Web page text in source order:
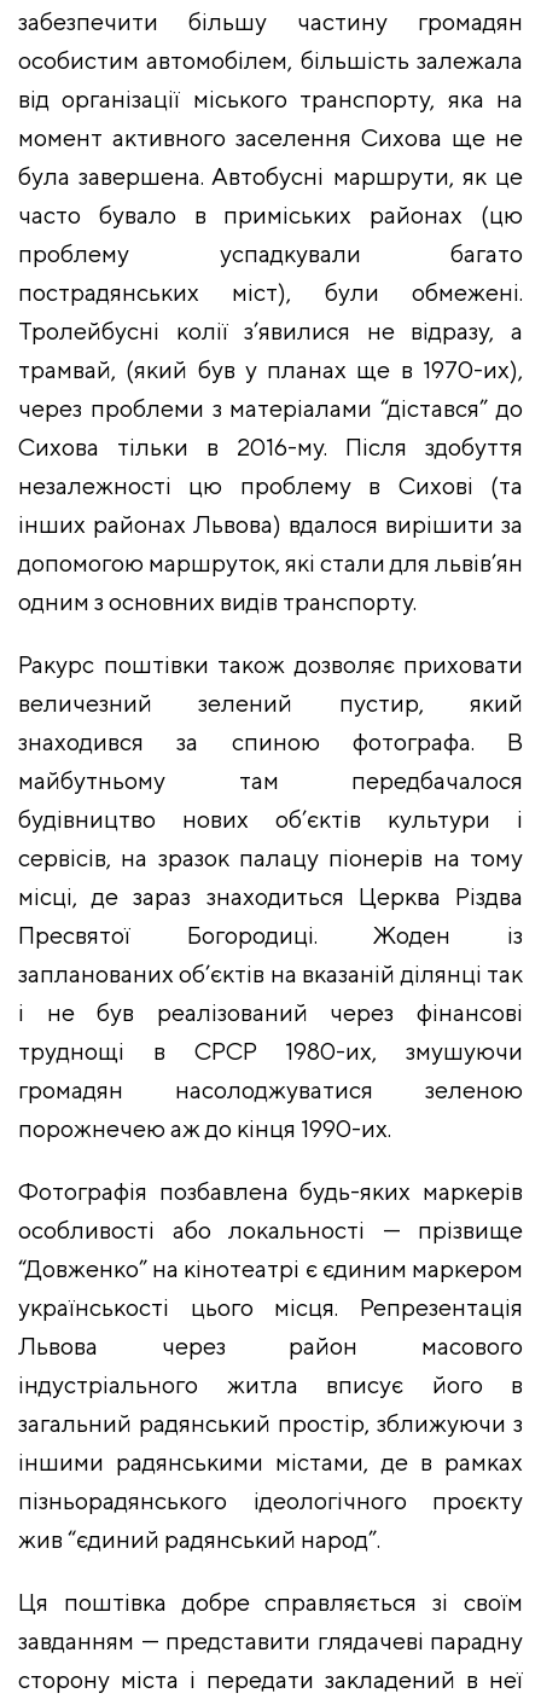
забезпечити більшу частину громадян
особистим автомобілем, більшість залежала
від організації міського транспорту, яка на
момент активного заселення Сихова ще не
була завершена. Автобусні маршрути, як це
часто бувало в приміських районах (цю
проблему успадкували багато
пострадянських міст), були обмежені.
Тролейбусні колії з’явилися не відразу, а
трамвай, (який був у планах ще в 1970-их),
через проблеми з матеріалами “дістався” до
Сихова тільки в 2016-му. Після здобуття
незалежності цю проблему в Сихові (та
інших районах Львова) вдалося вирішити за
допомогою маршруток, які стали для львів’ян
одним з основних видів транспорту.
Ракурс поштівки також дозволяє приховати
величезний зелений пустир, який
знаходився за спиною фотографа. В
майбутньому там передбачалося
будівництво нових об’єктів культури і
сервісів, на зразок палацу піонерів на тому
місці, де зараз знаходиться Церква Різдва
Пресвятої Богородиці. Жоден із
запланованих об’єктів на вказаній ділянці так
і не був реалізований через фінансові
труднощі в СРСР 1980-их, змушуючи
громадян насолоджуватися зеленою
порожнечею аж до кінця 1990-их.
Фотографія позбавлена будь-яких маркерів
особливості або локальності — прізвище
“Довженко” на кінотеатрі є єдиним маркером
українськості цього місця. Репрезентація
Львова через район масового
індустріального житла вписує його в
загальний радянський простір, зближуючи з
іншими радянськими містами, де в рамках
пізньорадянського ідеологічного проєкту
жив “єдиний радянський народ”.
Ця поштівка добре справляється зі своїм
завданням — представити глядачеві парадну
сторону міста і передати закладений в неї